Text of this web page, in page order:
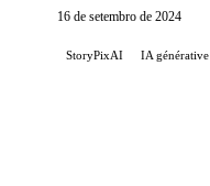
16 de setembro de 2024
StoryPixAI IA générative